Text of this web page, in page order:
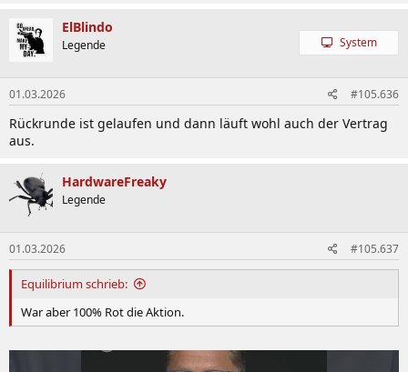
ElBlindo
Legende System
01.03.2026 #105.636
Rückrunde ist gelaufen und dann läuft wohl auch der Vertrag
aus.
HardwareFreaky
Legende
01.03.2026 #105.637
Equilibrium schrieb:
War aber 100% Rot die Aktion.